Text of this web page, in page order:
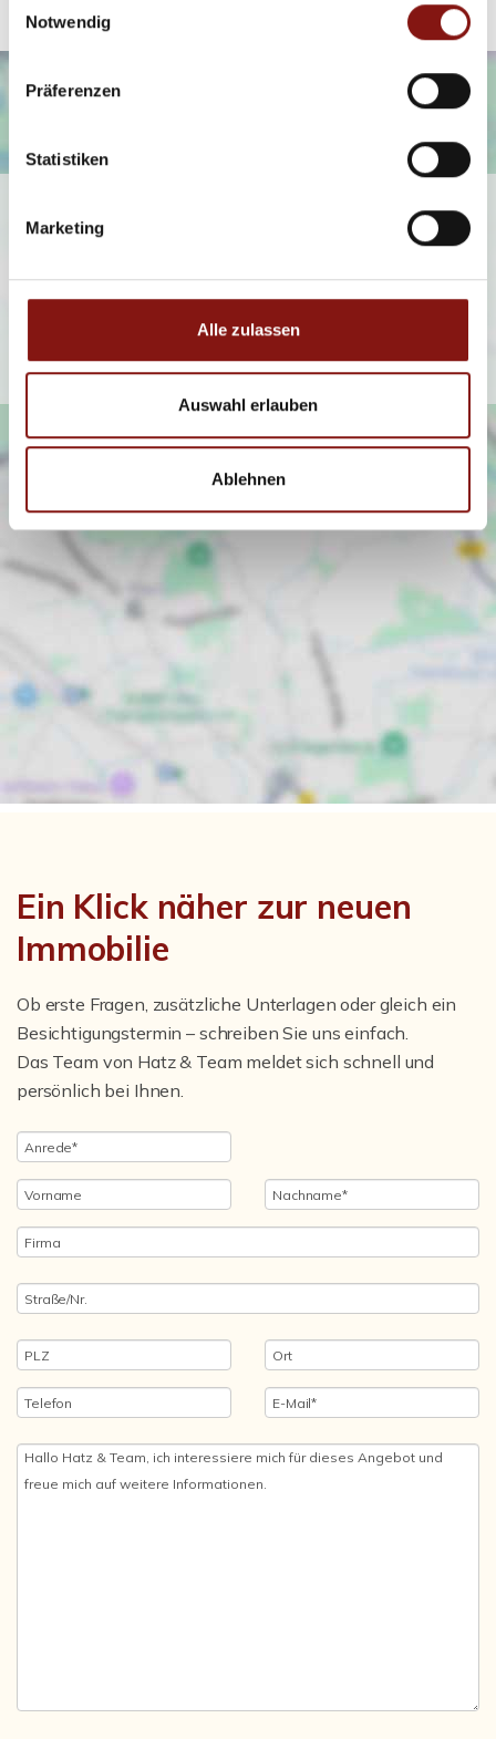
Notwendig
Präferenzen
Statistiken
Marketing
Alle zulassen
Auswahl erlauben
Ablehnen
Ich bin damit einverstanden, dass mir Karten von Google
Ein Klick näher zur neuen
Immobilie
Ob erste Fragen, zusätzliche Unterlagen oder gleich ein
Besichtigungstermin – schreiben Sie uns einfach.
Das Team von Hatz & Team meldet sich schnell und
persönlich bei Ihnen.